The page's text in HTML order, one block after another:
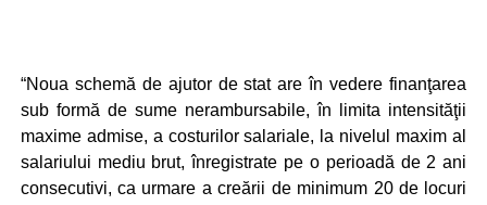
“Noua schemă de ajutor de stat are în vedere finanţarea
sub formă de sume nerambursabile, în limita intensităţii
maxime admise, a costurilor salariale, la nivelul maxim al
salariului mediu brut, înregistrate pe o perioadă de 2 ani
consecutivi, ca urmare a creării de minimum 20 de locuri